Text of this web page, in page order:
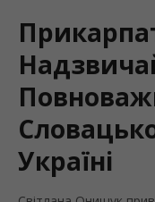
Україні